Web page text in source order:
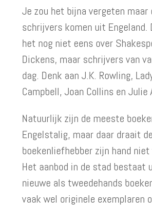
Je zou het bijna vergeten maar
schrijvers komen uit Engeland.
het nog niet eens over
Dickens, maar schrijvers van
dag. Denk aan J.K. Rowling,
Campbell, Joan Collins en Julie
Natuurlijk zijn de meeste
Engelstalig, maar daar draait
boekenliefhebber zijn hand niet
Het aanbod in de stad bestaat
nieuwe als tweedehands
vaak wel originele exemplaren